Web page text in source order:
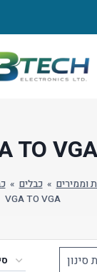
TO VGA
וממירים » כבלים »
VGA TO VGA
סינון